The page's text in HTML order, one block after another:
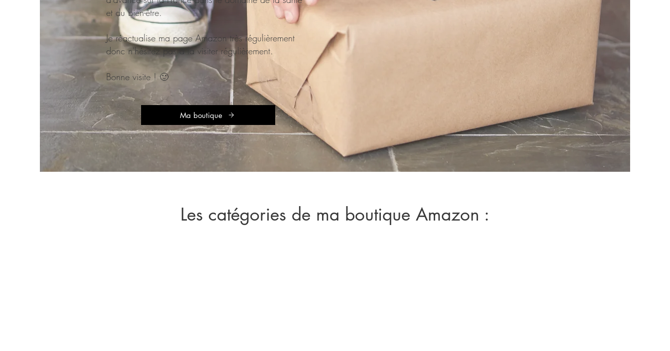
et du bien-être.
Je réactualise ma page Amazon très régulièrement
donc n'hésitez pas à la visiter régulièrement.
Bonne visite ! 🙂
Ma boutique
Les catégories de ma boutique Amazon :